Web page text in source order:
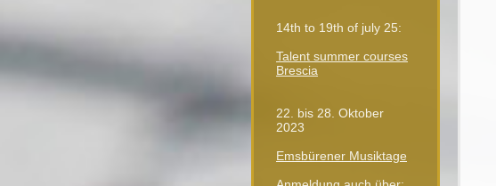
14th to 19th of july 25:
Talent summer courses
Brescia
22. bis 28. Oktober
2023
Emsbürener Musiktage